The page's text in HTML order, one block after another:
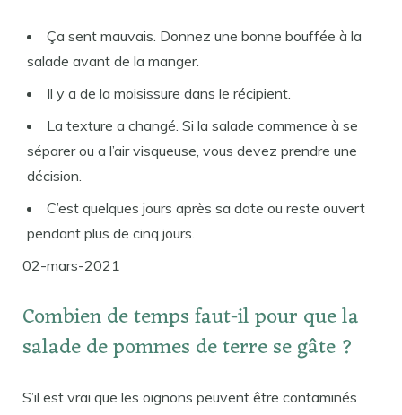
Ça sent mauvais. Donnez une bonne bouffée à la
salade avant de la manger.
Il y a de la moisissure dans le récipient.
La texture a changé. Si la salade commence à se
séparer ou a l’air visqueuse, vous devez prendre une
décision.
C’est quelques jours après sa date ou reste ouvert
pendant plus de cinq jours.
02-mars-2021
Combien de temps faut-il pour que la
salade de pommes de terre se gâte ?
S’il est vrai que les oignons peuvent être contaminés